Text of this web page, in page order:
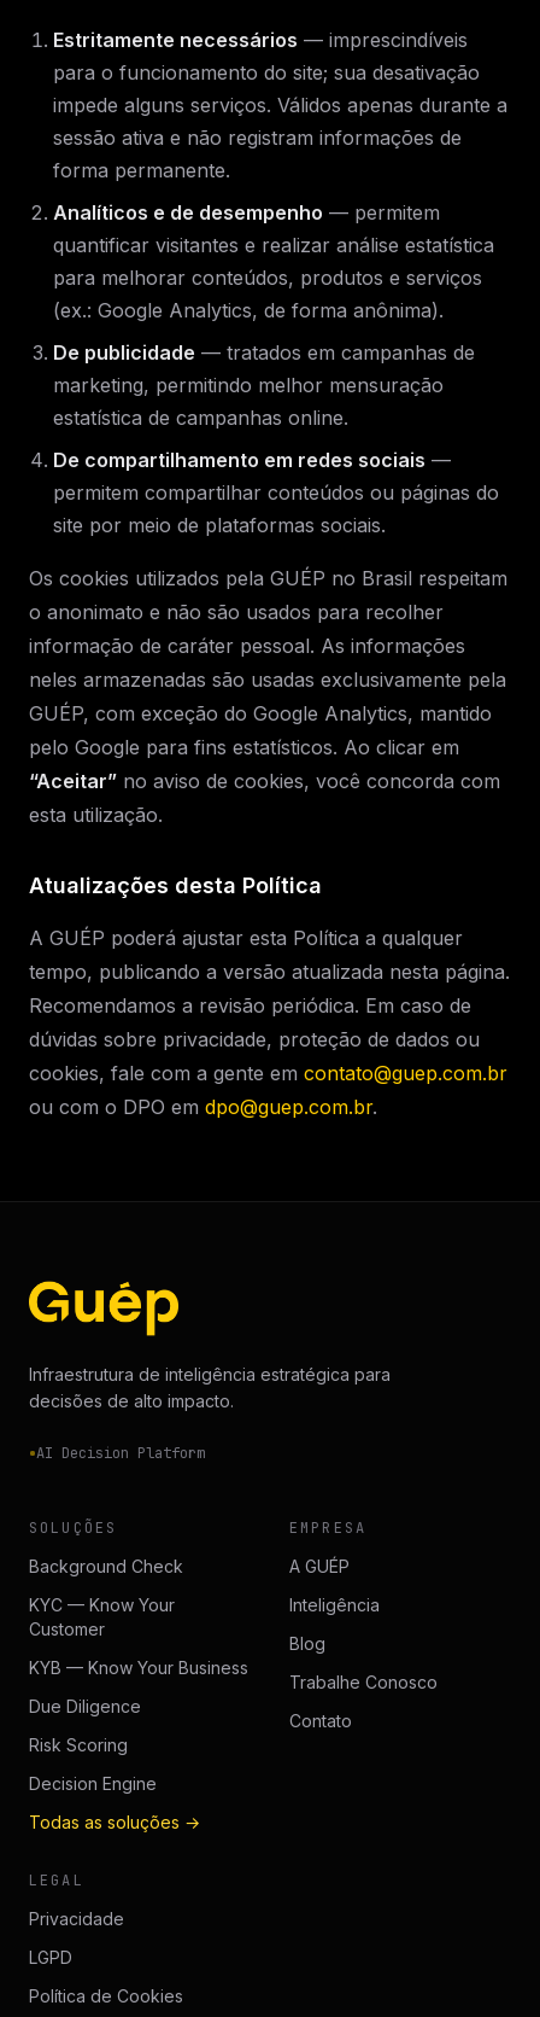
Estritamente necessários — imprescindíveis
para o funcionamento do site; sua desativação
impede alguns serviços. Válidos apenas durante a
sessão ativa e não registram informações de
forma permanente.
Analíticos e de desempenho — permitem
quantificar visitantes e realizar análise estatística
para melhorar conteúdos, produtos e serviços
(ex.: Google Analytics, de forma anônima).
De publicidade — tratados em campanhas de
marketing, permitindo melhor mensuração
estatística de campanhas online.
De compartilhamento em redes sociais —
permitem compartilhar conteúdos ou páginas do
site por meio de plataformas sociais.
Os cookies utilizados pela GUÉP no Brasil respeitam
o anonimato e não são usados para recolher
informação de caráter pessoal. As informações
neles armazenadas são usadas exclusivamente pela
GUÉP, com exceção do Google Analytics, mantido
pelo Google para fins estatísticos. Ao clicar em
“Aceitar” no aviso de cookies, você concorda com
esta utilização.
Atualizações desta Política
A GUÉP poderá ajustar esta Política a qualquer
tempo, publicando a versão atualizada nesta página.
Recomendamos a revisão periódica. Em caso de
dúvidas sobre privacidade, proteção de dados ou
cookies, fale com a gente em contato@guep.com.br
ou com o DPO em dpo@guep.com.br.
Infraestrutura de inteligência estratégica para
decisões de alto impacto.
AI Decision Platform
SOLUÇÕES
Background Check
KYC — Know Your
Customer
KYB — Know Your Business
Due Diligence
Risk Scoring
Decision Engine
Todas as soluções →
EMPRESA
A GUÉP
Inteligência
Blog
Trabalhe Conosco
Contato
LEGAL
Privacidade
LGPD
Política de Cookies